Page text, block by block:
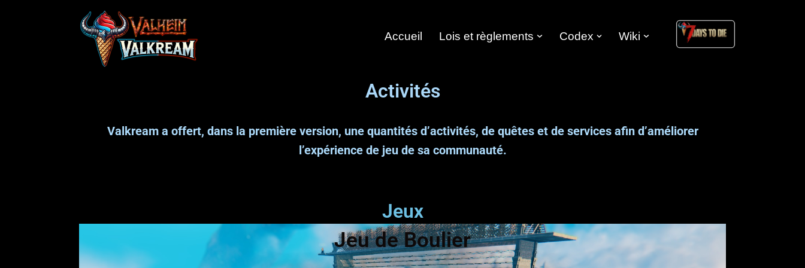
Accueil Lois et règlements Codex Wiki
Activités
Valkream a offert, dans la première version, une quantités d’activités, de quêtes et de services afin d’améliorer
l’expérience de jeu de sa communauté.
Jeux
Jeu de Boulier